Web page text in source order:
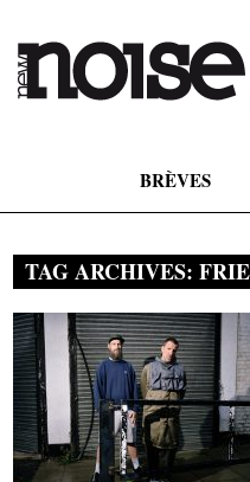
BRÈVES
TAG ARCHIVES: